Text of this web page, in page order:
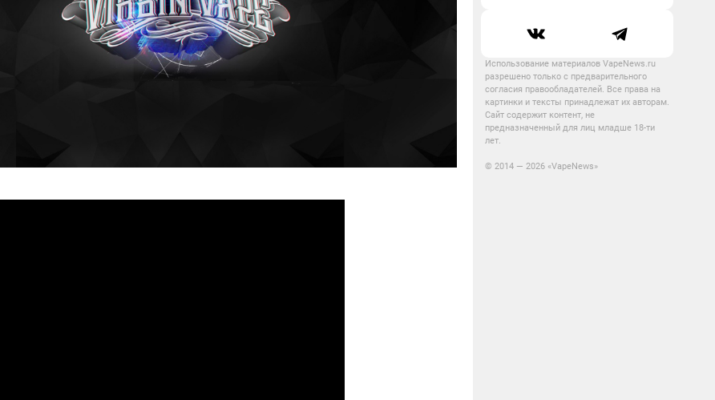
Использование материалов VapeNews.ru
разрешено только с предварительного
согласия правообладателей. Все права на
картинки и тексты принадлежат их авторам.
Сайт содержит контент, не
предназначенный для лиц младше 18-ти
лет.
© 2014 — 2026 «VapeNews»